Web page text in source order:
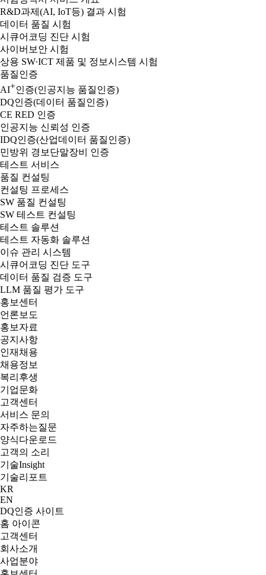
R&D과제(AI, IoT등) 결과 시험
데이터 품질 시험
시큐어코딩 진단 시험
사이버보안 시험
상용 SW∙ICT 제품 및 정보시스템 시험
품질인증
AI+인증(인공지능 품질인증)
DQ인증(데이터 품질인증)
CE RED 인증
인공지능 신뢰성 인증
IDQ인증(산업데이터 품질인증)
민방위 경보단말장비 인증
테스트 서비스
품질 컨설팅
컨설팅 프로세스
SW 품질 컨설팅
SW 테스트 컨설팅
테스트 솔루션
테스트 자동화 솔루션
이슈 관리 시스템
시큐어코딩 진단 도구
데이터 품질 검증 도구
LLM 품질 평가 도구
홍보센터
언론보도
홍보자료
공지사항
인재채용
채용정보
복리후생
기업문화
고객센터
서비스 문의
자주하는질문
양식다운로드
고객의 소리
기술Insight
기술리포트
KR
EN
DQ인증 사이트
홈 아이콘
고객센터
회사소개
사업분야